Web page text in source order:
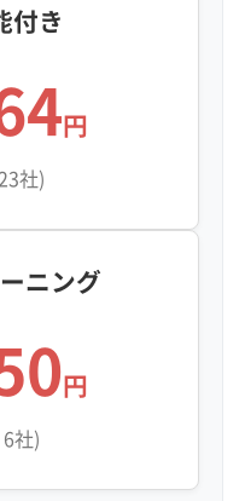
付き
円
社)
ニング
円
社)